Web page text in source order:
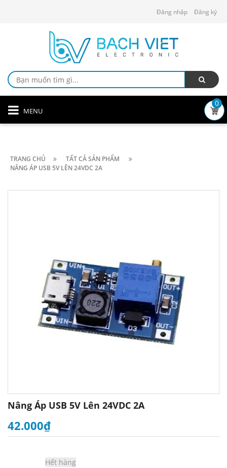
Đăng nhập Đăng ký
MENU
0
TRANG CHỦ
TẤT CẢ SẢN PHẨM
NÂNG ÁP USB 5V LÊN 24VDC 2A
Nâng Áp USB 5V Lên 24VDC 2A
42.000₫
Hết hàng